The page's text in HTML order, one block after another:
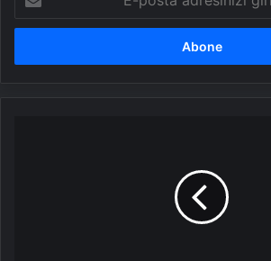
posta
adresinizi